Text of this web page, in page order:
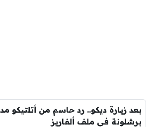
بعد زيارة ديكو.. رد حاسم من أتلتيكو
برشلونة في ملف ألفاريز